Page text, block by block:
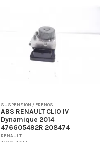
SUSPENSION / FRENOS
ABS RENAULT CLIO IV
Dynamique 2014
476605492R 208474
RENAULT